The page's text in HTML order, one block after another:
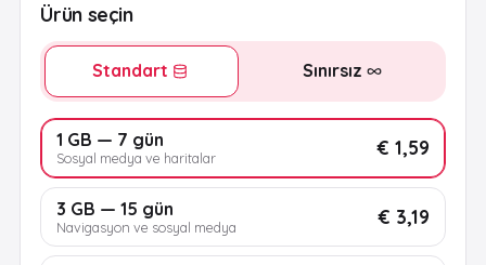
Ürün seçin
Standart Sınırsız
1 GB — 7 gün
Sosyal medya ve haritalar € 1,59
3 GB — 15 gün
Navigasyon ve sosyal medya € 3,19